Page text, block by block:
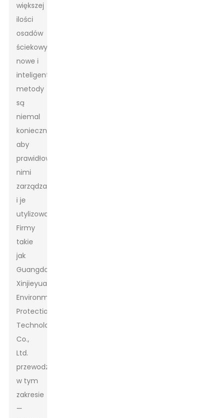
większej
ilości
osadów
ściekowych,
nowe i
inteligentniejsze
metody
są
niemal
koniecznością,
aby
prawidłowo
nimi
zarządzać
i je
utylizować.
Firmy
takie
jak
Guangdong
Xinjieyuan
Environmental
Protection
Technology
Co.,
Ltd.
przewodzą
w tym
zakresie
—